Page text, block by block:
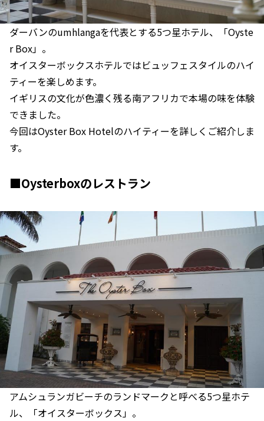
ダーバンのumhlangaを代表とする5つ星ホテル、「Oyste
r Box」。
オイスターボックスホテルではビュッフェスタイルのハイ
ティーを楽しめます。
イギリスの文化が色濃く残る南アフリカで本場の味を体験
できました。
今回はOyster Box Hotelのハイティーを詳しくご紹介しま
す。
■Oysterboxのレストラン
アムシュランガビーチのランドマークと呼べる5つ星ホテ
ル、「オイスターボックス」。